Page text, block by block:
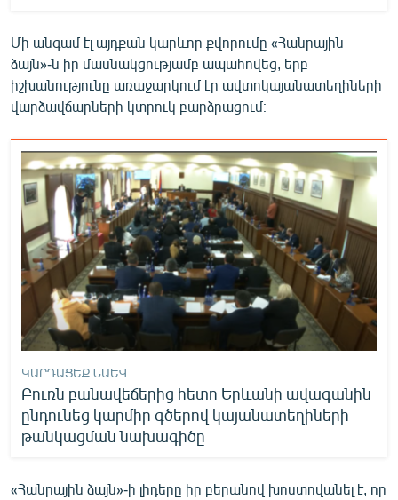
Մի անգամ էլ այդքան կարևոր քվորումը «Հանրային
ձայն»-ն իր մասնակցությամբ ապահովեց, երբ
իշխանությունը առաջարկում էր ավտոկայանատեղիների
վարձավճարների կտրուկ բարձրացում։
ԿԱՐԴԱՑԵՔ ՆԱԵՎ
Բուռն բանավեճերից հետո Երևանի ավագանին
ընդունեց կարմիր գծերով կայանատեղիների
թանկացման նախագիծը
«Հանրային ձայն»-ի լիդերը իր բերանով խոստովանել է, որ